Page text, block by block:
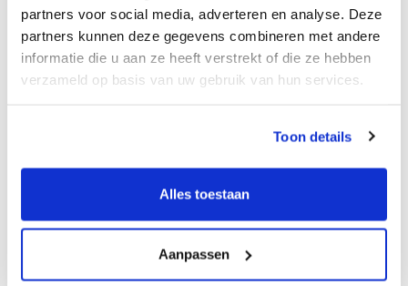
partners voor social media, adverteren en analyse. Deze
partners kunnen deze gegevens combineren met andere
informatie die u aan ze heeft verstrekt of die ze hebben
verzameld op basis van uw gebruik van hun services.
Toon details
Alles toestaan
Aanpassen
Konsolidering i
fødevaresektoren
Bæredygtighed er blevet en vigtig trend i
mere bevidste. Dette rækker ud over økologi.
eller opnå mere bæredygtighed med deres valg af
emballage. Kædeintegration kan spille en vigtig
rolle i håndteringen af investeringer på dette
område,” påpeger Karel Kramer. “Det medfører en